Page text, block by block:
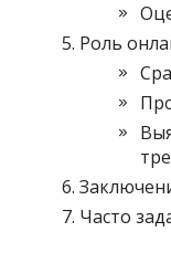
Роль
Часто